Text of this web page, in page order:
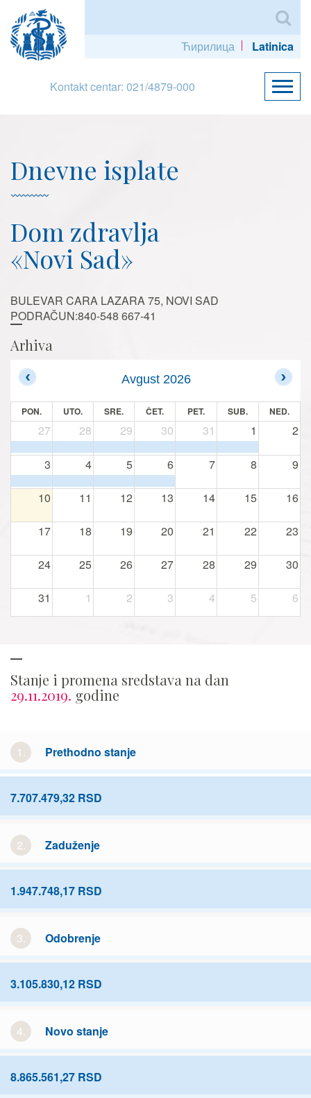
Ћирилица Latinica
Kontakt centar: 021/4879-000
Dnevne isplate
Dom zdravlja
«Novi Sad»
BULEVAR CARA LAZARA 75, NOVI SAD
PODRAČUN:840-548 667-41
Arhiva
Avgust 2026
PON. UTO. SRE. ČET. PET. SUB. NED.
27 28 29 30 31 1 2
3 4 5 6 7 8 9
10 11 12 13 14 15 16
17 18 19 20 21 22 23
24 25 26 27 28 29 30
31 1 2 3 4 5 6
Stanje i promena sredstava na dan
29.11.2019. godine
1. Prethodno stanje
7.707.479,32 RSD
2. Zaduženje
1.947.748,17 RSD
3. Odobrenje
3.105.830,12 RSD
4. Novo stanje
8.865.561,27 RSD